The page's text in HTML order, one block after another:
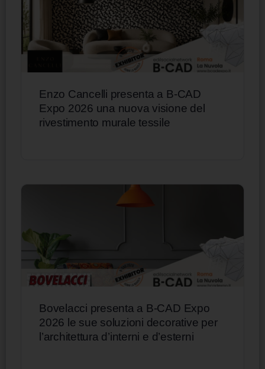
Enzo Cancelli presenta a B-CAD
Expo 2026 una nuova visione del
rivestimento murale tessile
Bovelacci presenta a B-CAD Expo
2026 le sue soluzioni decorative per
l’architettura d’interni e d’esterni